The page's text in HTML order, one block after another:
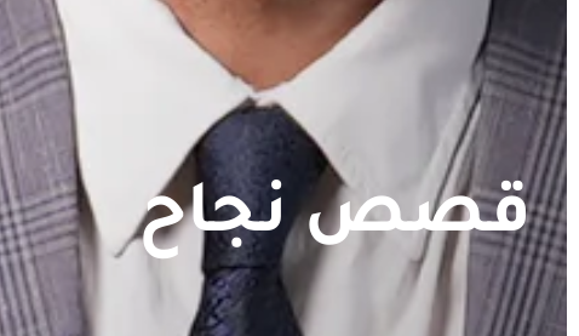
قصص نجاح